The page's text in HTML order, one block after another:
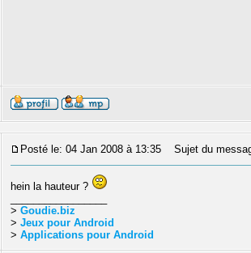
Posté le: 04 Jan 2008 à 13:35 Sujet du
hein la hauteur ?
> Goudie.biz
> Jeux pour Android
> Applications pour Android